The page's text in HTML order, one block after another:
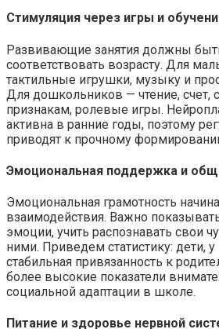
Стимуляция через игры и
Развивающие занятия должны
соответствовать возрасту. Для
тактильные игрушки, музыку и
Для дошкольников — чтение, счет,
признакам, ролевые игры.
активна в ранние годы, поэтому
приводят к прочному
Эмоциональная поддержка и
Эмоциональная грамотность
взаимодействия. Важно
эмоции, учить распознавать свои
ними. Приведем статистику: дети, у
стабильная привязанность к
более высокие показатели
социальной адаптации в школе.
Питание и здоровье нервной